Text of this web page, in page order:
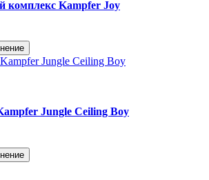
комплекс Kampfer Joy
Jungle Ceiling Boy